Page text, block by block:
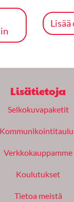
Lisätietoja
Selkokuvapaketit
Verkkokauppamme
Koulutukset
Tietoa meistä